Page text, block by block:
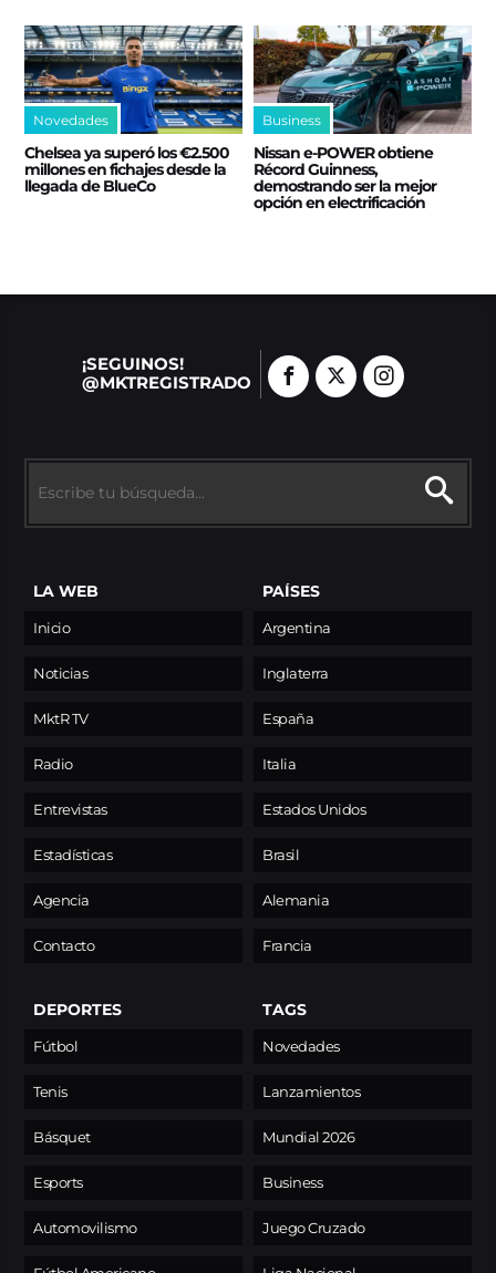
Novedades
Chelsea ya superó los €2.500
millones en fichajes desde la
llegada de BlueCo
Business
Nissan e‑POWER obtiene
Récord Guinness,
demostrando ser la mejor
opción en electrificación
¡SEGUINOS!
@MKTREGISTRADO
LA WEB
Inicio
Noticias
MktR TV
Radio
Entrevistas
Estadísticas
Agencia
Contacto
PAÍSES
Argentina
Inglaterra
España
Italia
Estados Unidos
Brasil
Alemania
Francia
DEPORTES
Fútbol
Tenis
Básquet
Esports
Automovilismo
TAGS
Novedades
Lanzamientos
Mundial 2026
Business
Juego Cruzado